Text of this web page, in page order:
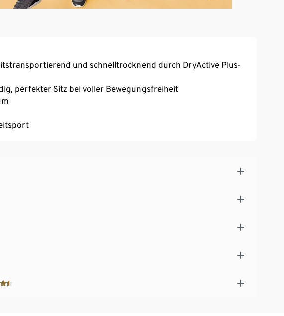
und schnelltrocknend durch DryActive Plus-
perfekter Sitz bei voller Bewegungsfreiheit